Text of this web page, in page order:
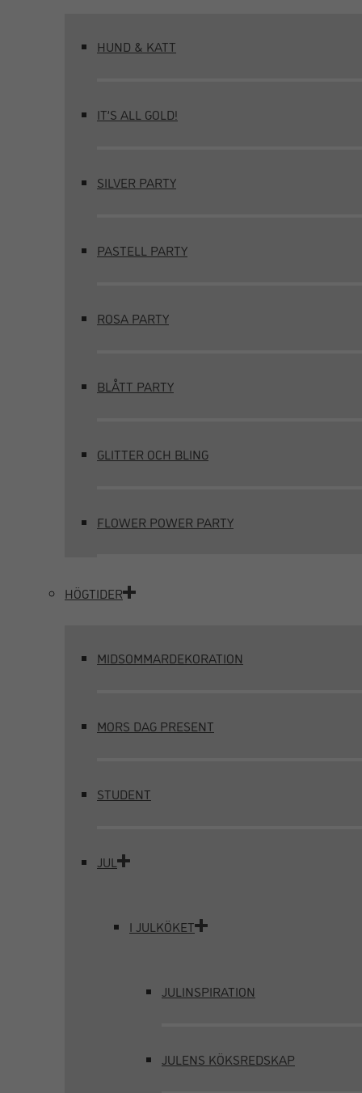
HUND & KATT
IT’S ALL GOLD!
SILVER PARTY
PASTELL PARTY
ROSA PARTY
BLÅTT PARTY
GLITTER OCH BLING
FLOWER POWER PARTY
HÖGTIDER
MIDSOMMARDEKORATION
MORS DAG PRESENT
STUDENT
JUL
I JULKÖKET
JULINSPIRATION
JULENS KÖKSREDSKAP